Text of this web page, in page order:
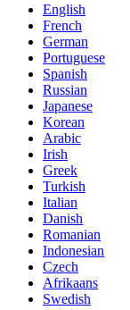
English
French
German
Portuguese
Spanish
Russian
Japanese
Korean
Arabic
Irish
Greek
Turkish
Italian
Danish
Romanian
Indonesian
Czech
Afrikaans
Swedish